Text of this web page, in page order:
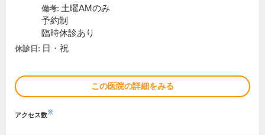
備考: 土曜AMのみ
予約制
臨時休診あり
休診日: 日・祝
この医院の詳細をみる
アクセス数※